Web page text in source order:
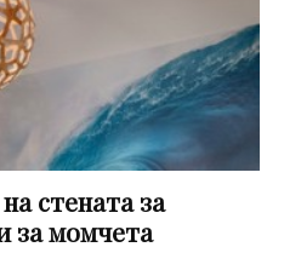
стената за
за момчета